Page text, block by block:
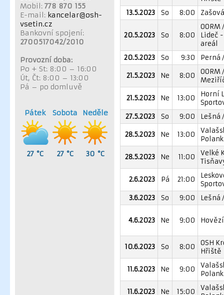
Mobil: 778 870 155
E-mail: kancelar@osh-
vsetin.cz
Bankovní spojení:
2700517042/2010
Provozní doba:
Po + St: 8:00 – 16:00
Út, Čt: 8:00 – 13:00
Pá – po domluvě
Pátek
27 °C
Sobota
27 °C
Neděle
30 °C
13.5.2023
So 8:00
20.5.2023 So 8:00
Lideč
areál
20.5.2023
So 9:30 Perná
21.5.2023 Ne 8:00
OORM
21.5.2023 Ne 13:00
Horní
27.5.2023
So 9:00 Lešná
28.5.2023 Ne 13:00
28.5.2023 Ne 11:00
Velké
2.6.2023 Pá 21:00
3.6.2023
So 9:00 Lešná
4.6.2023 Ne 9:00
10.6.2023 So 8:00
OSH
Hřiště
11.6.2023 Ne 9:00
11.6.2023 Ne 15:00